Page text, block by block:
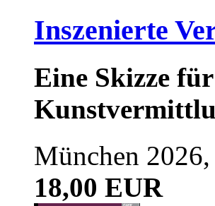
Inszenierte
Eine Skizze
München
18,00 EUR